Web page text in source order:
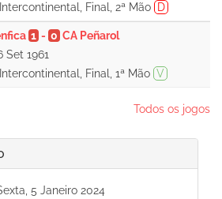
Final, 2ª Mão
D
1- 0 CA Peñarol
Set 1961
Final, 1ª Mão V
Todos os jogos
5 Janeiro 2024